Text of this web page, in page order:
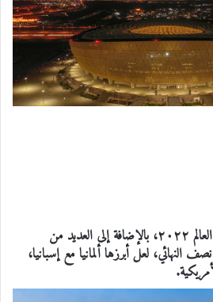
٢٠٢٢، بالإضافة إلى العديد من
النهائي، لعل أبرزها ألمانيا مع إسبانيا،